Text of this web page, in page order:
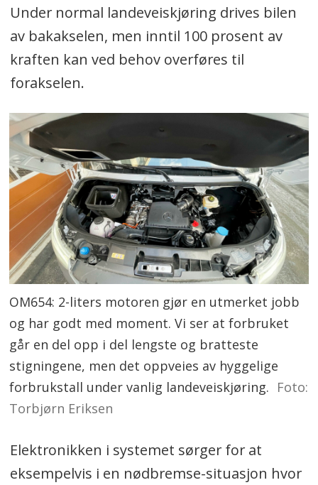
Under normal landeveiskjøring drives bilen
av bakakselen, men inntil 100 prosent av
kraften kan ved behov overføres til
forakselen.
OM654: 2-liters motoren gjør en utmerket jobb
og har godt med moment. Vi ser at forbruket
går en del opp i del lengste og bratteste
stigningene, men det oppveies av hyggelige
forbrukstall under vanlig landeveiskjøring. Foto:
Torbjørn Eriksen
Elektronikken i systemet sørger for at
eksempelvis i en nødbremse-situasjon hvor